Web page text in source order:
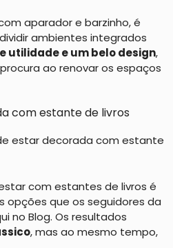
aparador e barzinho, é
ambientes integrados
utilidade e um belo design,
ao renovar os espaços
com estante de livros
com estantes de livros é
opções que os seguidores da
no Blog. Os resultados
, mas ao mesmo tempo,